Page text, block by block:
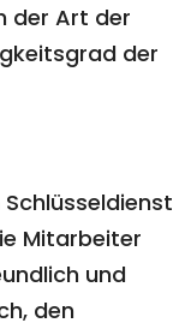
der Art der
der
Mitarbeiter
und
den